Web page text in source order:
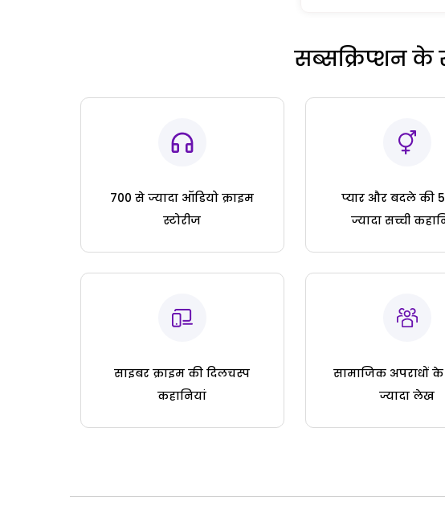
सब्सक्रिप्शन के
700 से ज्यादा ऑडियो क्राइम
स्टोरीज
प्यार और बदले की
ज्यादा सच्ची
साइबर क्राइम की दिलचस्प
कहानियां
सामाजिक अपराधों
ज्यादा लेख